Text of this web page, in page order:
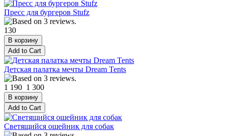
Пресс для бургеров Stufz
130
Детская палатка мечты Dream Tents
1 190 1 300
Светящийся ошейник для собак